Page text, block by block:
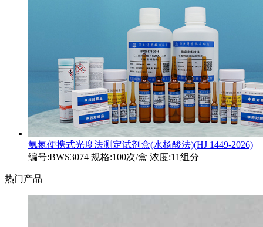
氨氮便携式光度法测定试剂盒(水杨酸法)(HJ 1449-2026)
编号:BWS3074 规格:100次/盒 浓度:11组分
热门产品